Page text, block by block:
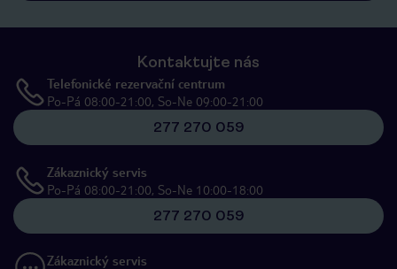
Kontaktujte nás
Telefonické rezervační centrum
Po-Pá 08:00-21:00, So-Ne 09:00-21:00
277 270 059
Zákaznický servis
Po-Pá 08:00-21:00, So-Ne 10:00-18:00
277 270 059
Zákaznický servis